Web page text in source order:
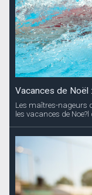
Vacances de Noël
Les maîtres-nageurs
les vacances de Noe?l